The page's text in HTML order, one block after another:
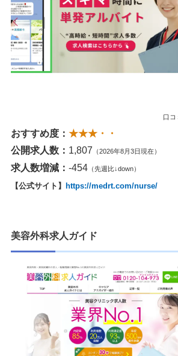
口コ
おすすめ度： ★★★・・
公開求人数： 1,807 （2026年8月3日現在）
求人数増減： -454 （先週比↓down）
【公式サイト】 https://medrt.com/nurse/
美容外科求人ガイド